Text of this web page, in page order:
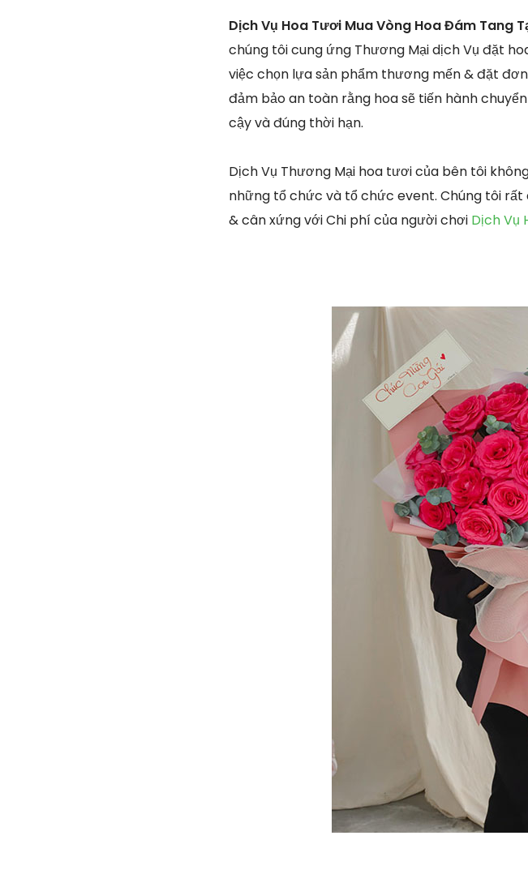
Dịch Vụ Hoa Tươi Mua Vòng Hoa Đám Tang
chúng tôi cung ứng Thương Mại dịch Vụ đặt
việc chọn lựa sản phẩm thương mến & đặt
đảm bảo an toàn rằng hoa sẽ tiến hành
cậy và đúng thời hạn.
Dịch Vụ Thương Mại hoa tươi của bên tôi
những tổ chức và tổ chức event. Chúng tôi
& cân xứng với Chi phí của người chơi Dịch Vụ